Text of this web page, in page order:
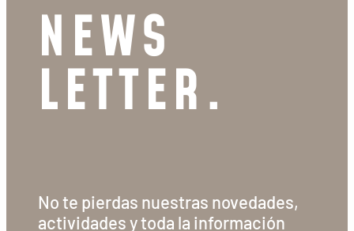
NEWS
LETTER.
No te pierdas nuestras novedades,
actividades y toda la información